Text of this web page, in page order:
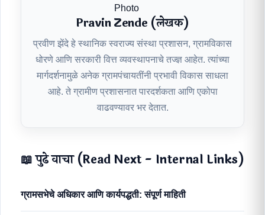
Pravin Zende (लेखक)
प्रवीण झेंदे हे स्थानिक स्वराज्य संस्था प्रशासन, ग्रामविकास
धोरणे आणि सरकारी वित्त व्यवस्थापनाचे तज्ज्ञ आहेत. त्यांच्या
मार्गदर्शनामुळे अनेक ग्रामपंचायतींनी प्रभावी विकास साधला
आहे. ते ग्रामीण प्रशासनात पारदर्शकता आणि एकोपा
वाढवण्यावर भर देतात.
📖 पुढे वाचा (Read Next - Internal Links)
ग्रामसभेचे अधिकार आणि कार्यपद्धती: संपूर्ण माहिती